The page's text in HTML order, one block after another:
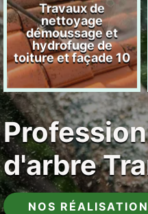
Travaux de
nettoyage
démoussage et
hydrofuge de
toiture et façade 10
d'arbre
NOS